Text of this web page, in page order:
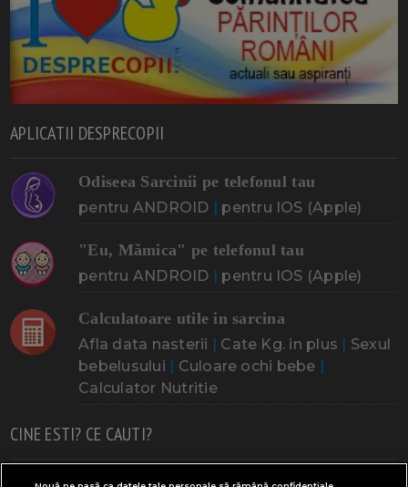
APLICATII DESPRECOPII
Odiseea Sarcinii pe telefonul tau
pentru ANDROID | pentru IOS (Apple)
"Eu, Mămica" pe telefonul tau
pentru ANDROID | pentru IOS (Apple)
Calculatoare utile in sarcina
Afla data nasterii | Cate Kg. in plus | Sexul
bebelusului | Culoare ochi bebe |
Calculator Nutritie
CINE ESTI? CE CAUTI?
Doresc un copil Adoptia Probleme cu sarcina